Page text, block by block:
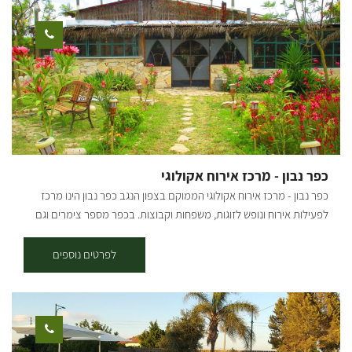
שקיעות יפהפיות ותחושה שכאן הזמן עוצר מלכת! בכל יחידה ג׳קוזי אמבט
גדול ומפנק, פינת ישיבה מיוחדת, טלוויזיה, מטבח בסיסי ומאובזר לבישולים,
פינת קפה מלאה, אספרסו ופינוקים נוספים. נשמח להמליץ לכם על טיולים,
סינגלים באזור, מסעדות ועוד אטרקציות… במקום לא קיימים שירותי נכים,
חניות נכים ואין שבילי גישה לנכים בשלב זה. המקום מיועד לזוגות ומבוגרים
בלבד (מגיל 18. ללא ילדים). בהזמנת מינימום 2 לילות נופש. חלומות לפז
מקום מאד מיוחד עם אינסוף אהבה וקסם
כפר נבון - מרכז אירוח אקולוגי
כפר נבון - מרכז אירוח אקולוגי הממוקם בצפון הנגב כפר נבון הינו מרכז
לפעילות אירוח ונופש לזוגות, משפחות וקבוצות. בכפר מספר צימרים וגם
לאורחים בנוסף להקפדה על תחזוקה שוטפת ונוחיות מרבית. במקום ניתן
להנות מבריכות טבילה מרעננות, פינות ברביקיו, בוסתן וגני ירקות אורגניים,
פינת מדורה, ארגז חול לילדים, נוף ומרחבים פתוחים לאוהבי לכת ורוכבי
אופניים, "זולות" מקסימות לישיבה ומנוחה. * ניתן להזמין ארוחות בתיאום
מראש. הכפר אקולוגי, בו פינות מחזור וקומפוסט, בריכות נפרדות
המשמשות לטיהור וניקוי מים אפורים. מערכת אנאירובית ואגן ירוק לטיהור
לפרטים נוספים